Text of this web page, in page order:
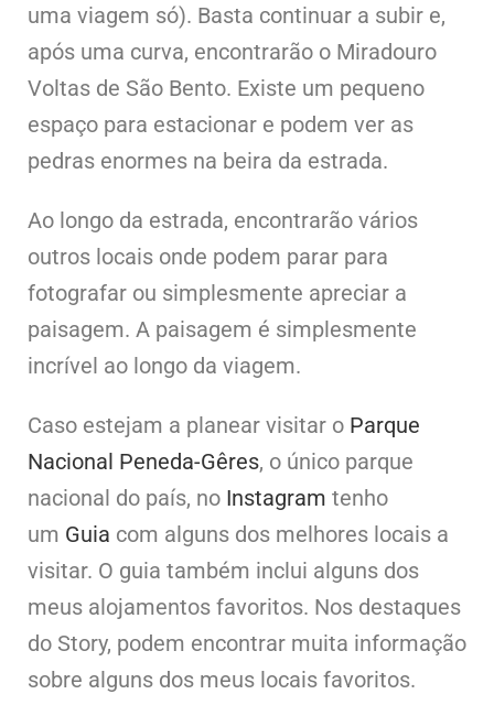
uma viagem só). Basta continuar a subir e,
após uma curva, encontrarão o Miradouro
Voltas de São Bento. Existe um pequeno
espaço para estacionar e podem ver as
pedras enormes na beira da estrada.
Ao longo da estrada, encontrarão vários
outros locais onde podem parar para
fotografar ou simplesmente apreciar a
paisagem. A paisagem é simplesmente
incrível ao longo da viagem.
Caso estejam a planear visitar o Parque
Nacional Peneda-Gêres, o único parque
nacional do país, no Instagram tenho
um Guia com alguns dos melhores locais a
visitar. O guia também inclui alguns dos
meus alojamentos favoritos. Nos destaques
do Story, podem encontrar muita informação
sobre alguns dos meus locais favoritos.